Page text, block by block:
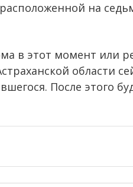
на
в этот момент или
области
После этого